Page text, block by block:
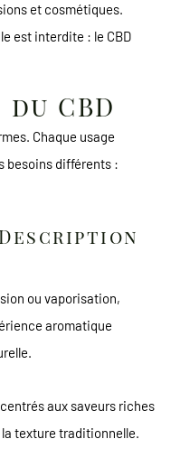
et cosmétiques.
est interdite : le CBD
CBD
Chaque usage
besoins différents :
Description
ou vaporisation,
aromatique
aux saveurs riches
la texture traditionnelle.